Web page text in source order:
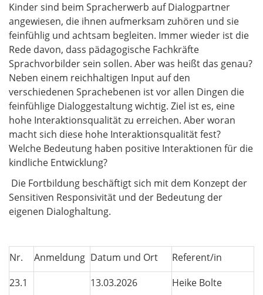
Kinder sind beim Spracherwerb auf Dialogpartner
angewiesen, die ihnen aufmerksam zuhören und sie
feinfühlig und achtsam begleiten. Immer wieder ist die
Rede davon, dass pädagogische Fachkräfte
Sprachvorbilder sein sollen. Aber was heißt das genau?
Neben einem reichhaltigen Input auf den
verschiedenen Sprachebenen ist vor allen Dingen die
feinfühlige Dialoggestaltung wichtig. Ziel ist es, eine
hohe Interaktionsqualität zu erreichen. Aber woran
macht sich diese hohe Interaktionsqualität fest?
Welche Bedeutung haben positive Interaktionen für die
kindliche Entwicklung?
Die Fortbildung beschäftigt sich mit dem Konzept der
Sensitiven Responsivität und der Bedeutung der
eigenen Dialoghaltung.
Nr. Anmeldung Datum und Ort
Referent/in
23.1
13.03.2026 Heike Bolte